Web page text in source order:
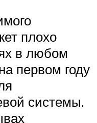
плохо
в любом
первом году
системы.